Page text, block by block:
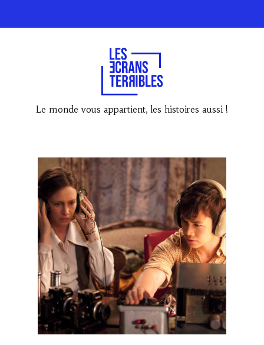
Le monde vous appartient, les histoires aussi !